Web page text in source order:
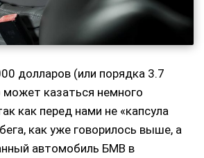
долларов (или порядка 3.7
может казаться немного
как перед нами не «капсула
как уже говорилось выше, а
автомобиль БМВ в